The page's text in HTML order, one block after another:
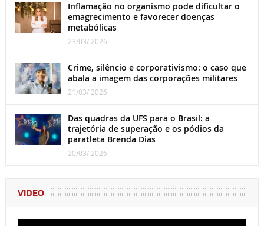
Inflamação no organismo pode dificultar o
emagrecimento e favorecer doenças
metabólicas
23/03/ 2026
Crime, silêncio e corporativismo: o caso que
abala a imagem das corporações militares
21/03/ 2026
Das quadras da UFS para o Brasil: a
trajetória de superação e os pódios da
paratleta Brenda Dias
20/03/ 2026
VIDEO